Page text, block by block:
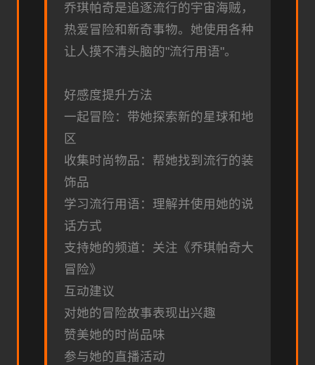
乔琪帕奇是追逐流行的宇宙海贼，
热爱冒险和新奇事物。她使用各种
让人摸不清头脑的"流行用语"。
好感度提升方法
一起冒险：带她探索新的星球和地
区
收集时尚物品：帮她找到流行的装
饰品
学习流行用语：理解并使用她的说
话方式
支持她的频道：关注《乔琪帕奇大
冒险》
互动建议
对她的冒险故事表现出兴趣
赞美她的时尚品味
参与她的直播活动